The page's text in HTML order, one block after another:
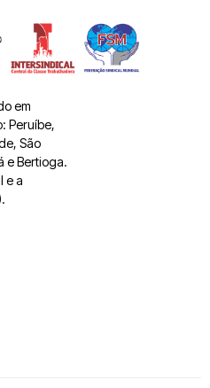
em
Peruíbe,
São
e Bertioga.
e a